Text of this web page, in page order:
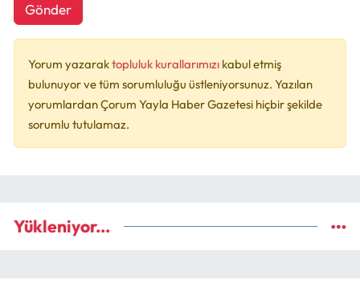
Gönder
Yorum yazaraktopluluk kurallarımızı kabul etmiş
bulunuyor ve tüm sorumluluğu üstleniyorsunuz. Yazılan
yorumlardan Çorum Yayla Haber Gazetesi hiçbir şekilde
sorumlu tutulamaz.
Yükleniyor...